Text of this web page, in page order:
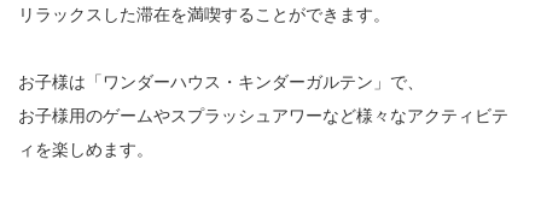
リラックスした滞在を満喫することができます。
お子様は「ワンダーハウス・キンダーガルテン」で、
お子様用のゲームやスプラッシュアワーなど様々なアクティビテ
ィを楽しめます。